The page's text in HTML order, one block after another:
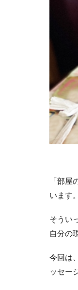
「部
います。
そうい
自分の
今回は
ッセー